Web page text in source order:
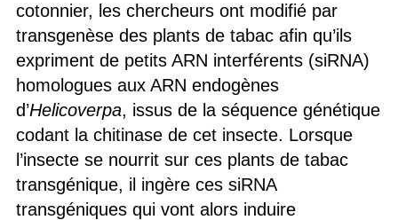
cotonnier, les chercheurs ont modifié par
transgenèse des plants de tabac afin qu’ils
expriment de petits ARN interférents (siRNA)
homologues aux ARN endogènes
d’Helicoverpa, issus de la séquence génétique
codant la chitinase de cet insecte. Lorsque
l’insecte se nourrit sur ces plants de tabac
transgénique, il ingère ces siRNA
transgéniques qui vont alors induire